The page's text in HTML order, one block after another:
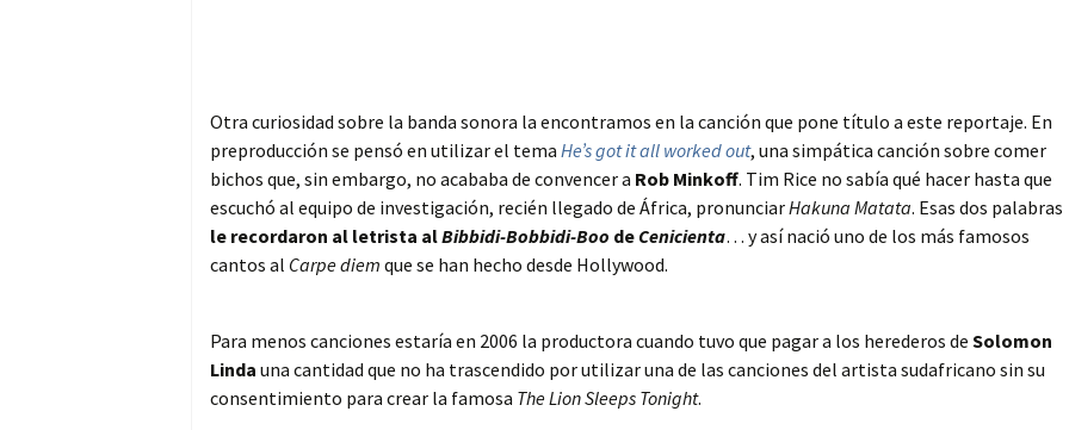
Otra curiosidad sobre la banda sonora la encontramos en la canción que pone título a este reportaje. En
preproducción se pensó en utilizar el tema He’s got it all worked out, una simpática canción sobre comer
bichos que, sin embargo, no acababa de convencer a Rob Minkoff. Tim Rice no sabía qué hacer hasta que
escuchó al equipo de investigación, recién llegado de África, pronunciarHakuna Matata. Esas dos palabras
le recordaron al letrista alBibbidi-Bobbidi-Boo de Cenicienta… y así nació uno de los más famosos
cantos al Carpe diem que se han hecho desde Hollywood.
Para menos canciones estaría en 2006 la productora cuando tuvo que pagar a los herederos de Solomon
Linda una cantidad que no ha trascendido por utilizar una de las canciones del artista sudafricano sin su
consentimiento para crear la famosa The Lion Sleeps Tonight.